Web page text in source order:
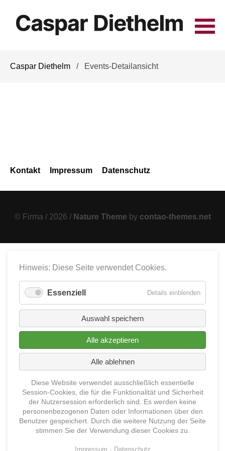
überspringen
Caspar Diethelm Events-Detailansicht
überspringen
Kontakt Impressum Datenschutz
© Firma / 2026 / Nature Theme by contao-themes.net
Hinweis: Diese Seite verwendet Cookies.
Essenziell Details einblendenfür
Auswahl speichern
Alle akzeptieren
Alle ablehnen
Diese Website verwendet ausschließlich essentielle
Session-Cookies, die für die Funktionalität und Sicherheit
der Nutzersession erforderlich sind. Es werden keine
personenbezogenen Daten oder Informationen über den
Benutzer gespeichert. Durch die weitere Nutzung der Seite
stimmen Sie der Verwendung dieser Cookies zu.
Impressum Datenschutz